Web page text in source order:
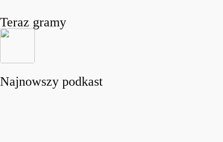
Teraz gramy
Najnowszy podkast